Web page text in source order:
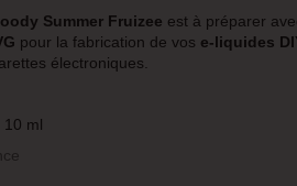
Summer Fruizee est à préparer
pour la fabrication de vos e-liquides
électroniques.
10 ml